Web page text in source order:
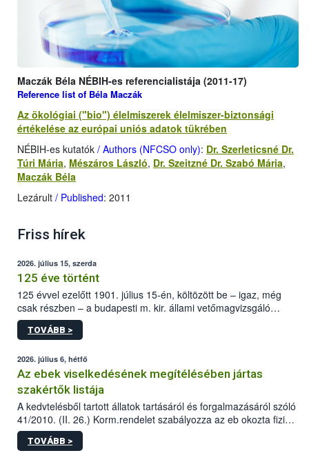
Maczák Béla NÉBIH-es referencialistája (2011-17)
Reference list of Béla Maczák
Az ökológiai ("bio") élelmiszerek élelmiszer-biztonsági
értékelése az európai uniós adatok tükrében
NÉBIH-es kutatók / Authors (NFCSO only): Dr. Szerleticsné Dr.
Túri Mária, Mészáros László, Dr. Szeitzné Dr. Szabó Mária,
Maczák Béla
Lezárult / Published: 2011
Friss hírek
2026. július 15, szerda
125 éve történt
125 évvel ezelőtt 1901. július 15-én, költözött be – igaz, még
csak részben – a budapesti m. kir. állami vetőmagvizsgáló
állomás a Kis Rókus utca 15. szám alatti, Czigler Győző által
tervezett új épületébe.
TOVÁBB >
2026. július 6, hétfő
Az ebek viselkedésének megítélésében jártas
szakértők listája
A kedvtelésből tartott állatok tartásáról és forgalmazásáról szóló
41/2010. (II. 26.) Korm.rendelet szabályozza az eb okozta fizikai
sérülés, illetve ennek veszélye keletkezésekor felmerülő
hatósági feladatokat, valamint a veszélyes eb tartását és annak
TOVÁBB >